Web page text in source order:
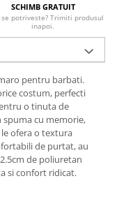
SCHIMB GRATUIT
potriveste? Trimiti produsul
inapoi.
pentru barbati.
costum, perfecti
o tinuta de
cu memorie,
ofera o textura
de purtat, au
de poliuretan
si confort ridicat.